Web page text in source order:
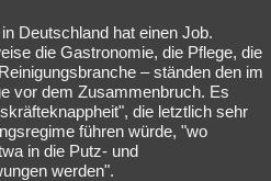
Deutschland hat einen Job.
die Gastronomie, die Pflege, die
– ständen den im
vor dem Zusammenbruch. Es
die letztlich sehr
führen würde, "wo
in die Putz- und
werden".